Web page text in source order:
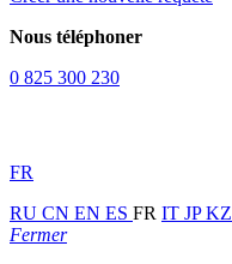
Nous téléphoner
0 825 300 230
FR
RU CN EN ES FR IT JPKZ
Fermer